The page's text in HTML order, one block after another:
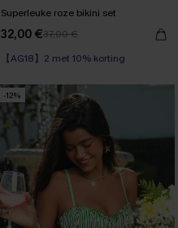
Superleuke roze bikini set
32,00 €37,00 €
【AG18】2 met 10% korting
-12%